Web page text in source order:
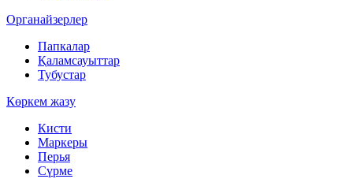
Органайзерлер
Папкалар
Қаламсауыттар
Тубустар
Көркем жазу
Кисти
Маркеры
Перья
Сүрме